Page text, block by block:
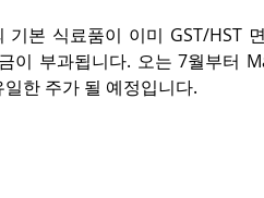
기본 식료품이 이미 GST/HST
이 부과됩니다. 오는 7월부터
한 주가 될 예정입니다.